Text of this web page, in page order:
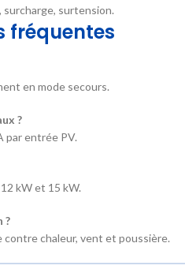
surtension.
fréquentes
en mode secours.
?
par entrée PV.
kW et 15 kW.
?
contre chaleur, vent et poussière.